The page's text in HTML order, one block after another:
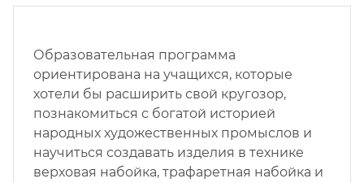
Образовательная программа
ориентирована на учащихся, которые
хотели бы расширить свой кругозор,
познакомиться с богатой историей
народных художественных промыслов и
научиться создавать изделия в технике
верховая набойка, трафаретная набойка и